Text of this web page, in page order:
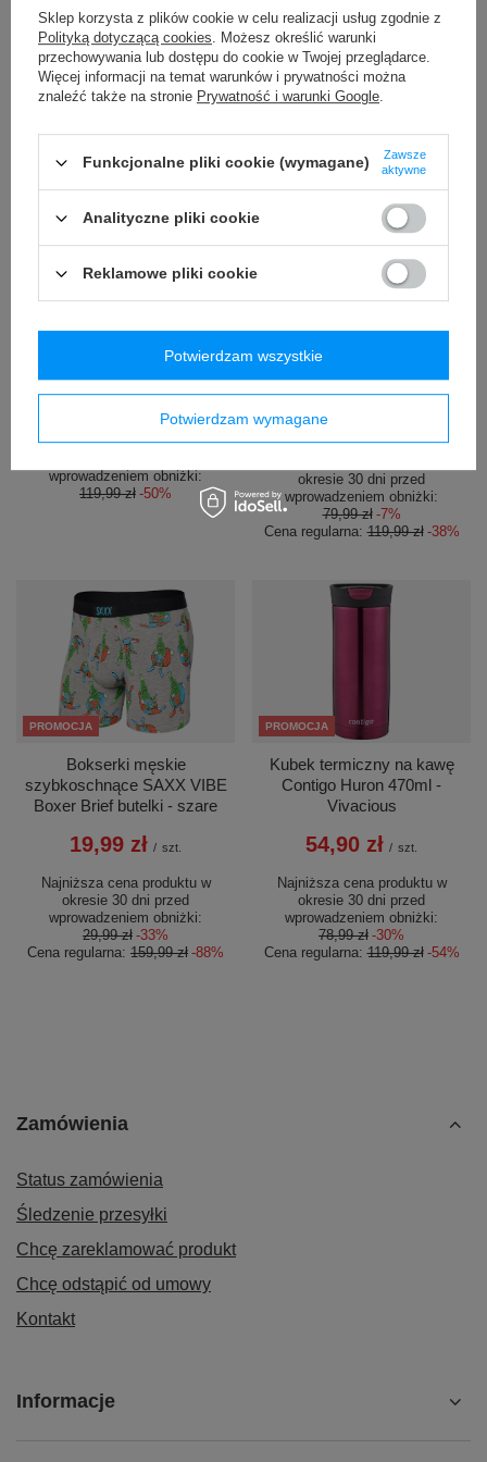
99,00 zł / szt.
Najniższa cena produktu w
okresie 30 dni przed
wprowadzeniem obniżki:
339,99 zł / szt.
PROMOCJA
Byron 470ml - Gunmetal
59,70 zł
Najniższa cena produktu w
wprowadzeniem obniżki:
119,99 zł -50%
PROMOCJA
Contigo Huron 2.0 470ml -
Czarny
74,00 zł
okresie 30 dni przed
wprowadzeniem obniżki:
79,99 zł -7%
Cena regularna:119,99 zł -38%
PROMOCJA
Bokserki męskie
szybkoschnące SAXX VIBE
Boxer Brief butelki - szare
19,99 zł / szt.
Najniższa cena produktu w
okresie 30 dni przed
wprowadzeniem obniżki:
29,99 zł -33%
Cena regularna: 159,99 zł -88%
PROMOCJA
Kubek termiczny na kawę
Contigo Huron 470ml -
Vivacious
54,90 zł / szt.
Najniższa cena produktu w
okresie 30 dni przed
wprowadzeniem obniżki:
78,99 zł -30%
Cena regularna:119,99 zł -54%
Zamówienia
Status zamówienia
Śledzenie przesyłki
Chcę zareklamować produkt
Chcę odstąpić od umowy
Kontakt
Informacje
Sklep korzysta z plików cookie w celu realizacji usług zgodnie z
Polityką dotyczącą cookies. Możesz określić warunki
przechowywania lub dostępu do cookie w Twojej przeglądarce.
Więcej informacji na temat warunków i prywatności można
znaleźć także na stronie Prywatność i warunki Google.
Funkcjonalne pliki cookie (wymagane)
Zawsze
aktywne
Analityczne pliki cookie
Reklamowe pliki cookie
Potwierdzam wymagane
Potwierdzam wszystkie